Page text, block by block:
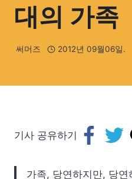
대의 가족
써머즈 2012년 09월06일.
기사 공유하기
가족, 당연하지만, 당연